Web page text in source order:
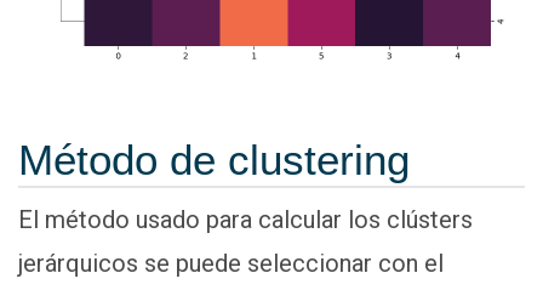
Método de clustering
El método usado para calcular los clústers
jerárquicos se puede seleccionar con el